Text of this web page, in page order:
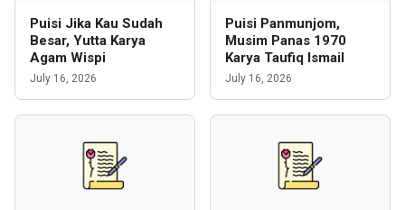
Puisi Jika Kau Sudah
Besar, Yutta Karya
Agam Wispi
July 16, 2026
Puisi Panmunjom,
Musim Panas 1970
Karya Taufiq Ismail
July 16, 2026